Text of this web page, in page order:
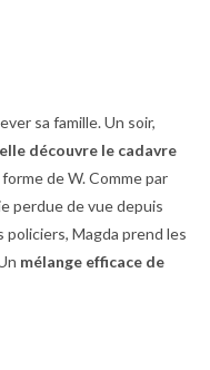
sa famille. Un soir,
elle découvre le cadavre
de W. Comme par
perdue de vue depuis
Magda prend les
mélange efficace de